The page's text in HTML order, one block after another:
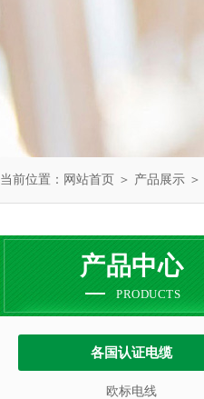
当前位置： 网站首页 ＞ 产品展示 ＞
产品中心
PRODUCTS
各国认证电缆
欧标电线